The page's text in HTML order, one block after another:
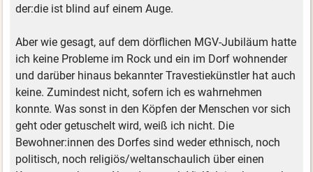
der:die ist blind auf einem Auge.
Aber wie gesagt, auf dem dörflichen MGV-Jubiläum hatte
ich keine Probleme im Rock und ein im Dorf wohnender
und darüber hinaus bekannter Travestiekünstler hat auch
keine. Zumindest nicht, sofern ich es wahrnehmen
konnte. Was sonst in den Köpfen der Menschen vor sich
geht oder getuschelt wird, weiß ich nicht. Die
Bewohner:innen des Dorfes sind weder ethnisch, noch
politisch, noch religiös/weltanschaulich über einen